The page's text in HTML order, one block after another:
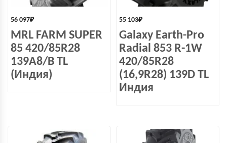
56 097₽
MRL FARM SUPER
85 420/85R28
139A8/B TL
(Индия)
55 103₽
Galaxy Earth-Pro
Radial 853 R-1W
420/85R28
(16,9R28) 139D TL
Индия